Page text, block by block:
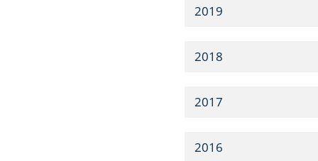
2019
2018
2017
2016